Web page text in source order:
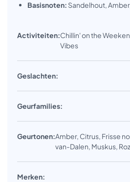
Basisnoten: Sandelhout,
Activiteiten:Chillin' on the
Vibes
Geslachten:
Geurfamilies:
Geurtonen:Amber, Citrus, Frisse
van-Dalen, Muskus,
Merken: